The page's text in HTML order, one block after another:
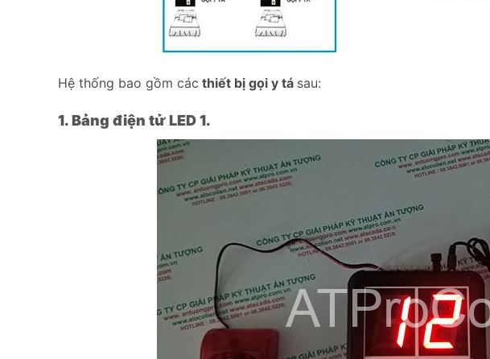
Hệ thống bao gồm các thiết bị gọi y tá sau:
1. Bảng điện tử LED 1.